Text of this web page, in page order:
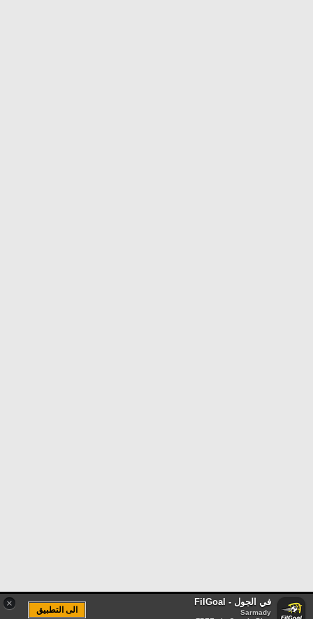
× في الجول - FilGoal
Sarmady
الى التطبيق